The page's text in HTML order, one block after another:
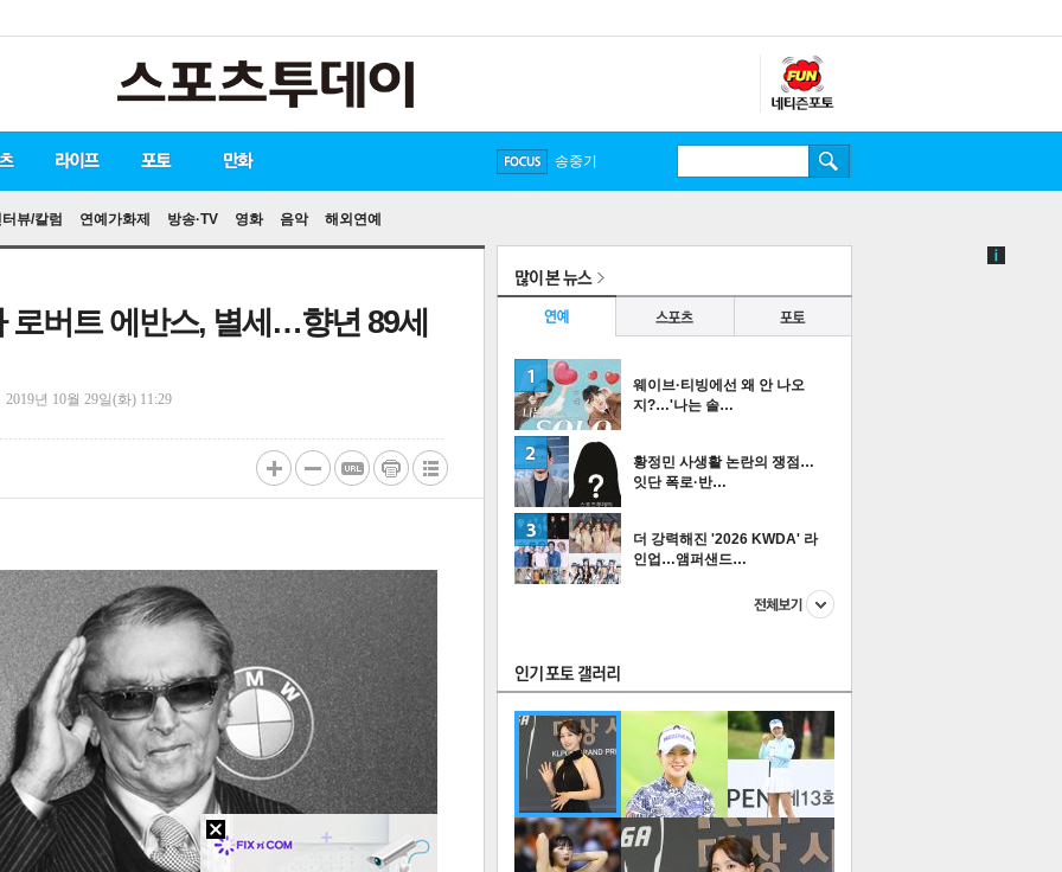
뷰/칼럼 연예가화제 방송·TV 영화 음악 해외연예
라이프 포토
만화
FOCUS
송중기
로버트 에반스, 별세…향년 89세
2019년 10월 29일(화) 11:29
많이 본 뉴스
웨이브·티빙에선 왜 안 나오
지?…'나는 솔…
황정민 사생활 논란의 쟁점…
잇단 폭로·반…
더 강력해진 '2026 KWDA' 라
인업…앰퍼샌드…